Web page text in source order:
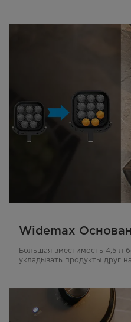
Widemax
Большая вместимость 4,5 л
укладывать продукты друг